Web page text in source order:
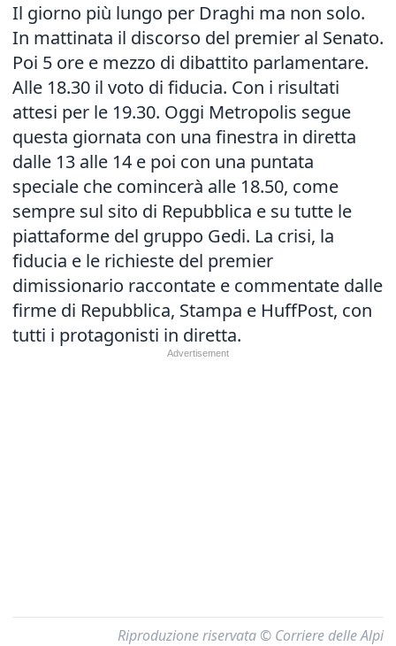
Il giorno più lungo per Draghi ma non solo.
In mattinata il discorso del premier al Senato.
Poi 5 ore e mezzo di dibattito parlamentare.
Alle 18.30 il voto di fiducia. Con i risultati
attesi per le 19.30. Oggi Metropolis segue
questa giornata con una finestra in diretta
dalle 13 alle 14 e poi con una puntata
speciale che comincerà alle 18.50, come
sempre sul sito di Repubblica e su tutte le
piattaforme del gruppo Gedi. La crisi, la
fiducia e le richieste del premier
dimissionario raccontate e commentate dalle
firme di Repubblica, Stampa e HuffPost, con
tutti i protagonisti in diretta.
Riproduzione riservata © Corriere delle Alpi